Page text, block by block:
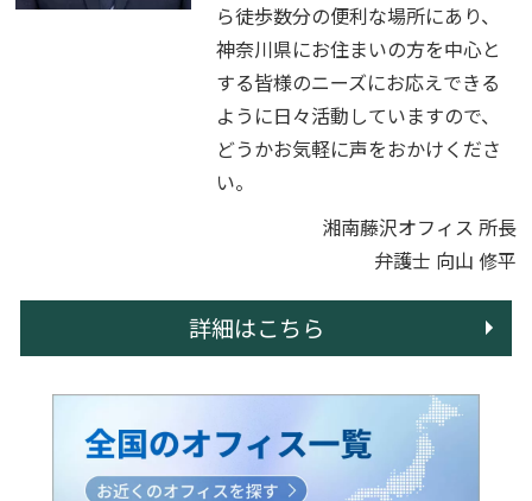
ら徒歩数分の便利な場所にあり、
神奈川県にお住まいの方を中心と
する皆様のニーズにお応えできる
ように日々活動していますので、
どうかお気軽に声をおかけくださ
い。
湘南藤沢オフィス 所長
弁護士 向山 修平
詳細はこちら